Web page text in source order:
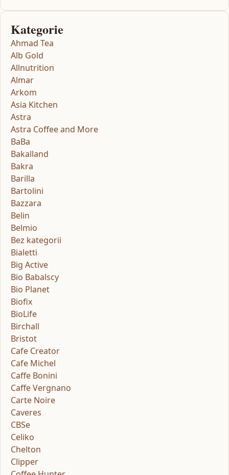
Kategorie
Ahmad Tea
Alb Gold
Allnutrition
Almar
Arkom
Asia Kitchen
Astra
Astra Coffee and More
BaBa
Bakalland
Bakra
Barilla
Bartolini
Bazzara
Belin
Belmio
Bez kategorii
Bialetti
Big Active
Bio Babalscy
Bio Planet
Biofix
BioLife
Birchall
Bristot
Cafe Creator
Cafe Michel
Caffe Bonini
Caffe Vergnano
Carte Noire
Caveres
CBSe
Celiko
Chelton
Clipper